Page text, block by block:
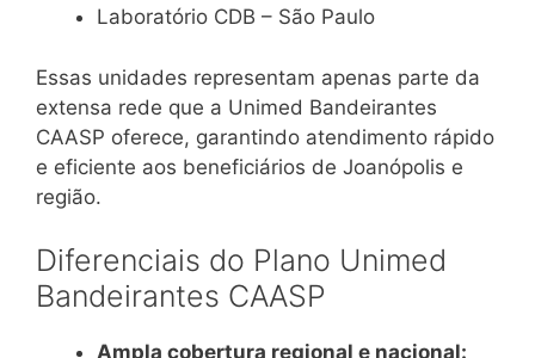
Laboratório CDB – São Paulo
Essas unidades representam apenas parte da
extensa rede que a Unimed Bandeirantes
CAASP oferece, garantindo atendimento rápido
e eficiente aos beneficiários de Joanópolis e
região.
Diferenciais do Plano Unimed
Bandeirantes CAASP
Ampla cobertura regional e nacional: